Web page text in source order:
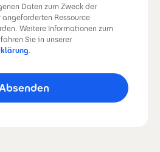
Daten zum Zweck der
Ressource
Weitere Informationen zum
Sie in unserer
.